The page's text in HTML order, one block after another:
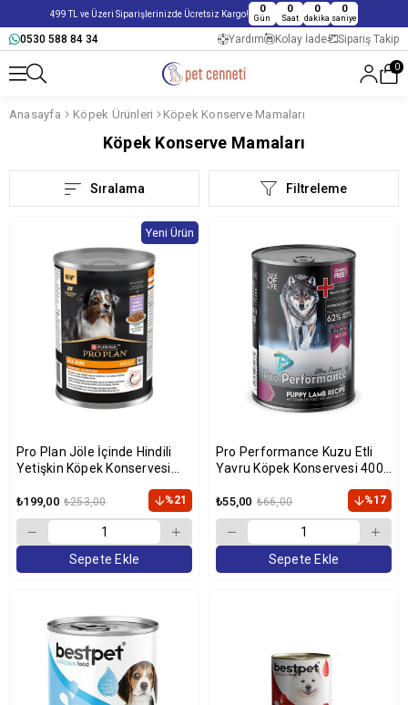
499 TL ve Üzeri Siparişlerinizde Ücretsiz Kargo! 0
Gün
0
Saat
0
dakika
0
saniye
0530 588 84 34 Yardım Kolay İade Sipariş Takip
0
Anasayfa Köpek Ürünleri Köpek Konserve Mamaları
Köpek Konserve Mamaları
Filtreleme
Sıralama
Pro Plan Jöle İçinde Hindili
Yetişkin Köpek Konservesi
₺199,00 ₺253,00 %21
Yeni Ürün
Sepete Ekle
Pro Performance Kuzu Etli
Yavru Köpek Konservesi 400
₺55,00 ₺66,00 %17
Sepete Ekle